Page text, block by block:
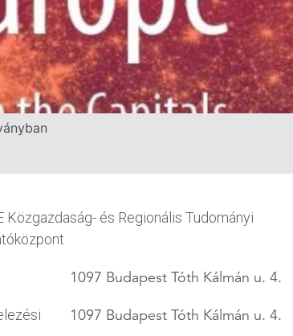
Közgazdaság- és Regionális Tudományi
1097 Budapest Tóth Kálmán u. 4.
1097 Budapest Tóth Kálmán u. 4.